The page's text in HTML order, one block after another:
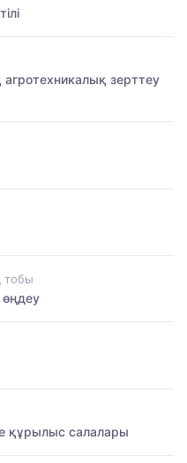
зерттеу
тобы
құрылыс салалары